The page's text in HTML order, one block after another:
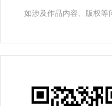
如涉及作品内容、版权